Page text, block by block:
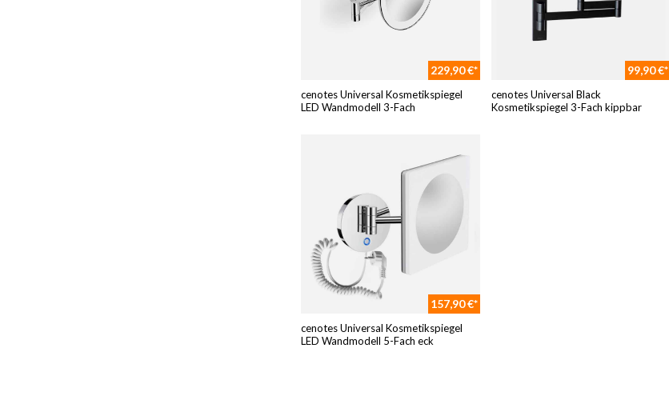
229,90 €*
cenotes Universal Kosmetikspiegel
LED Wandmodell 3-Fach
99,90 €*
cenotes Universal Black
Kosmetikspiegel 3-Fach kippbar
157,90 €*
cenotes Universal Kosmetikspiegel
LED Wandmodell 5-Fach eck